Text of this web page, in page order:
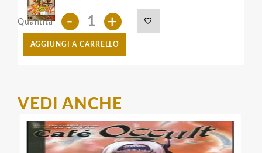
Quantità - +
AGGIUNGI A CARRELLO
VEDI ANCHE